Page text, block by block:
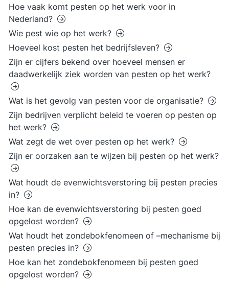
Hoe vaak komt pesten op het werk voor in
Nederland?
Wie pest wie op het werk?
Hoeveel kost pesten het bedrijfsleven?
Zijn er cijfers bekend over hoeveel mensen er
daadwerkelijk ziek worden van pesten op het werk?
Wat is het gevolg van pesten voor de organisatie?
Zijn bedrijven verplicht beleid te voeren op pesten op
het werk?
Wat zegt de wet over pesten op het werk?
Zijn er oorzaken aan te wijzen bij pesten op het werk?
Wat houdt de evenwichtsverstoring bij pesten precies
in?
Hoe kan de evenwichtsverstoring bij pesten goed
opgelost worden?
Wat houdt het zondebokfenomeen of –mechanisme bij
pesten precies in?
Hoe kan het zondebokfenomeen bij pesten goed
opgelost worden?